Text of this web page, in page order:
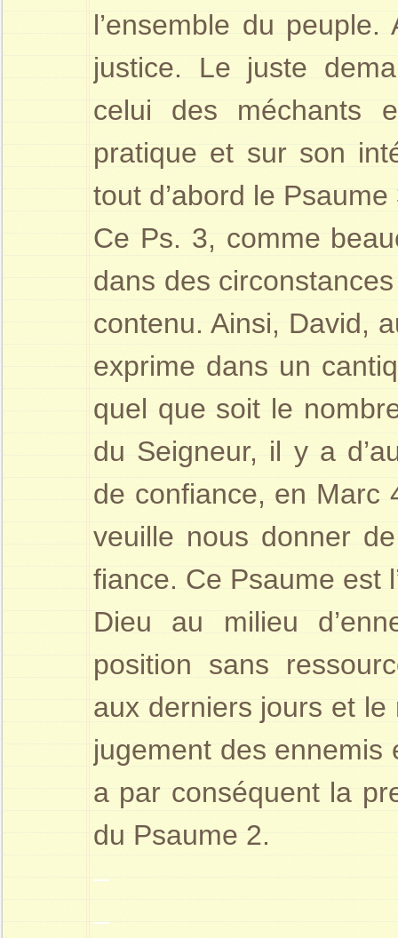
l’ensemble du
justice. Le juste
celui des méchants
pratique et sur son
tout d’abord le Psaume
Ce Ps. 3, comme
dans des
contenu. Ainsi, David,
exprime dans un
quel que soit le
du Seigneur, il y a
de confiance, en Marc
veuille nous donner
fiance. Ce Psaume est
Dieu au milieu
position sans
aux derniers jours et
jugement des ennemis
a par conséquent la
du Psaume 2.
–
–